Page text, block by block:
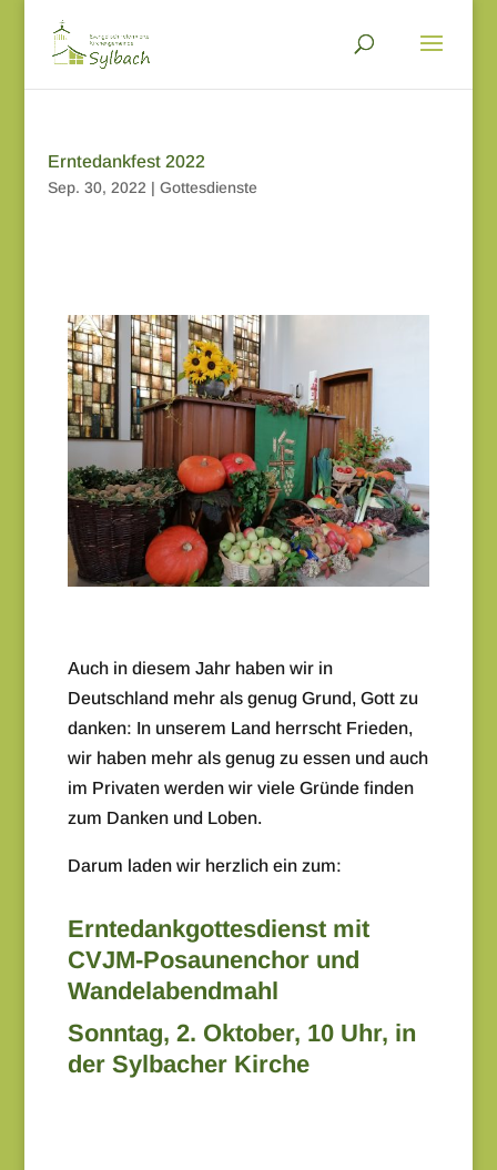
Erntedankfest 2022
Sep. 30, 2022 | Gottesdienste
Auch in diesem Jahr haben wir in
Deutschland mehr als genug Grund, Gott zu
danken: In unserem Land herrscht Frieden,
wir haben mehr als genug zu essen und auch
im Privaten werden wir viele Gründe finden
zum Danken und Loben.
Darum laden wir herzlich ein zum:
Erntedankgottesdienst mit
CVJM-Posaunenchor und
Wandelabendmahl
Sonntag, 2. Oktober, 10 Uhr, in
der Sylbacher Kirche